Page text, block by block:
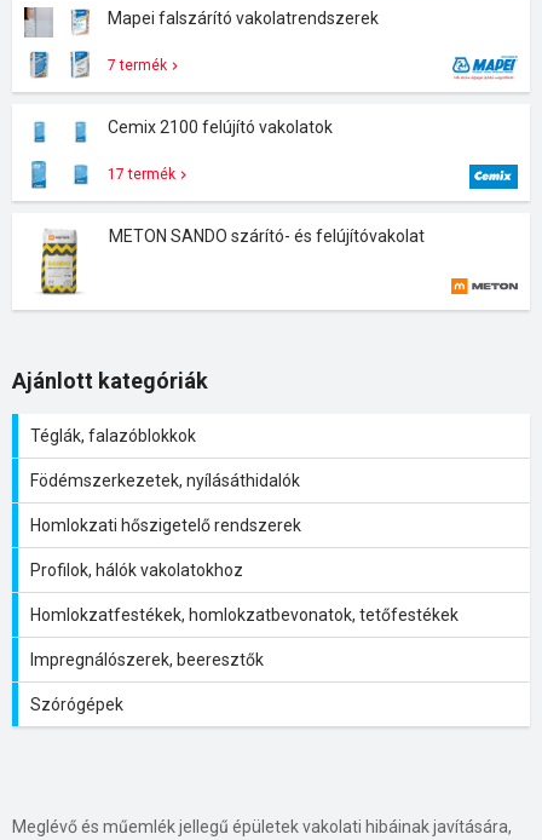
Mapei falszárító vakolatrendszerek
7 termék
Cemix 2100 felújító vakolatok
17 termék
METON SANDO szárító- és felújítóvakolat
Ajánlott kategóriák
Téglák, falazóblokkok
Födémszerkezetek, nyílásáthidalók
Homlokzati hőszigetelő rendszerek
Profilok, hálók vakolatokhoz
Homlokzatfestékek, homlokzatbevonatok, tetőfestékek
Impregnálószerek, beeresztők
Szórógépek
Meglévő és műemlék jellegű épületek vakolati hibáinak javítására,